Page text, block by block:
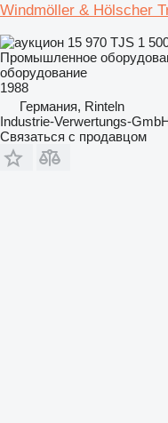
Windmöller & Hölscher
15 970 TJS 1
Промышленное
оборудование
1988
Германия, Rinteln
Industrie-Verwertungs-
Связаться с продавцом